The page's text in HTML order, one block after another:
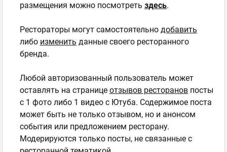
размещения можно посмотреть здесь.
Рестораторы могут самостоятельно добавить
либо изменить данные своего ресторанного
бренда.
Любой авторизованный пользователь может
оставлять на странице отзывов ресторанов посты
с 1 фото либо 1 видео с Ютуба. Содержимое поста
может быть не только отзывом, но и анонсом
события или предложением ресторану.
Модерируются только посты, не связанные с